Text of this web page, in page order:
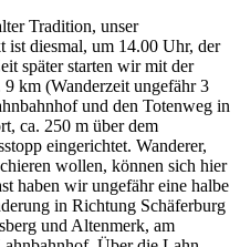
Tradition, unser
diesmal, um 14.00 Uhr, der
später starten wir mit der
km (Wanderzeit ungefähr 3
und den Totenweg in
ca. 250 m über dem
eingerichtet. Wanderer,
wollen, können sich hier
haben wir ungefähr eine halbe
in Richtung Schäferburg
und Altenmerk, am